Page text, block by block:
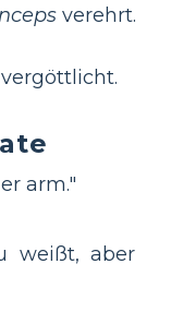
verehrt.
arm."
weißt, aber